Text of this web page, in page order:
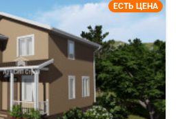
ЕСТЬ ЦЕНА